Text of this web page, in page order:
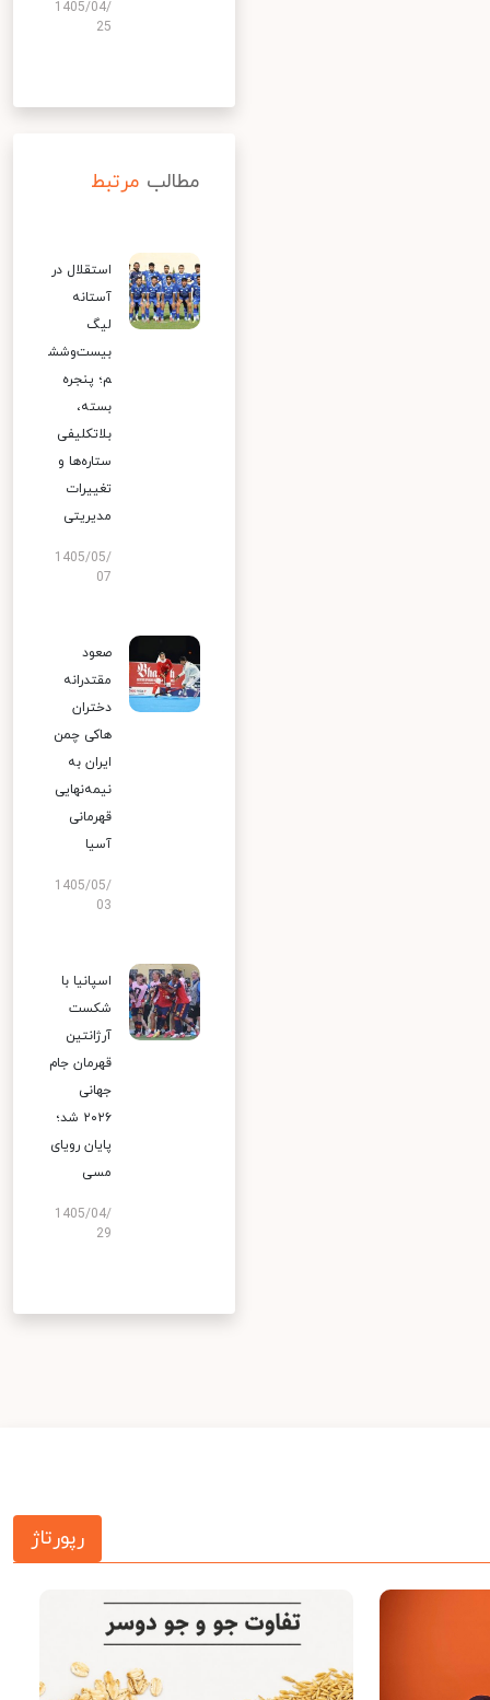
1405/04/
25
مطالب مرتبط
استقلال در
آستانه
لیگ
بیست‌وشش
م؛ پنجره
بسته،
بلاتکلیفی
ستاره‌ها و
تغییرات
مدیریتی
1405/05/
07
صعود
مقتدرانه
دختران
هاکی چمن
ایران به
نیمه‌نهایی
قهرمانی
آسیا
1405/05/
03
اسپانیا با
شکست
آرژانتین
قهرمان جام
جهانی
۲۰۲۶ شد؛
پایان رویای
مسی
1405/04/
29
رپورتاژ